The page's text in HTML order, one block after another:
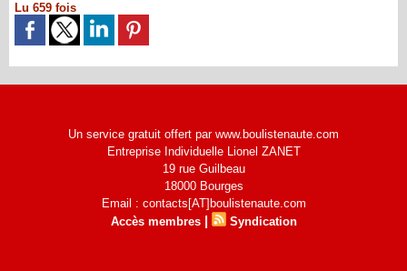
Lu 659 fois
Un service gratuit offert par www.boulistenaute.com
Entreprise Individuelle Lionel ZANET
19 rue Guilbeau
18000 Bourges
Email : contacts[AT]boulistenaute.com
Accès membres | Syndication